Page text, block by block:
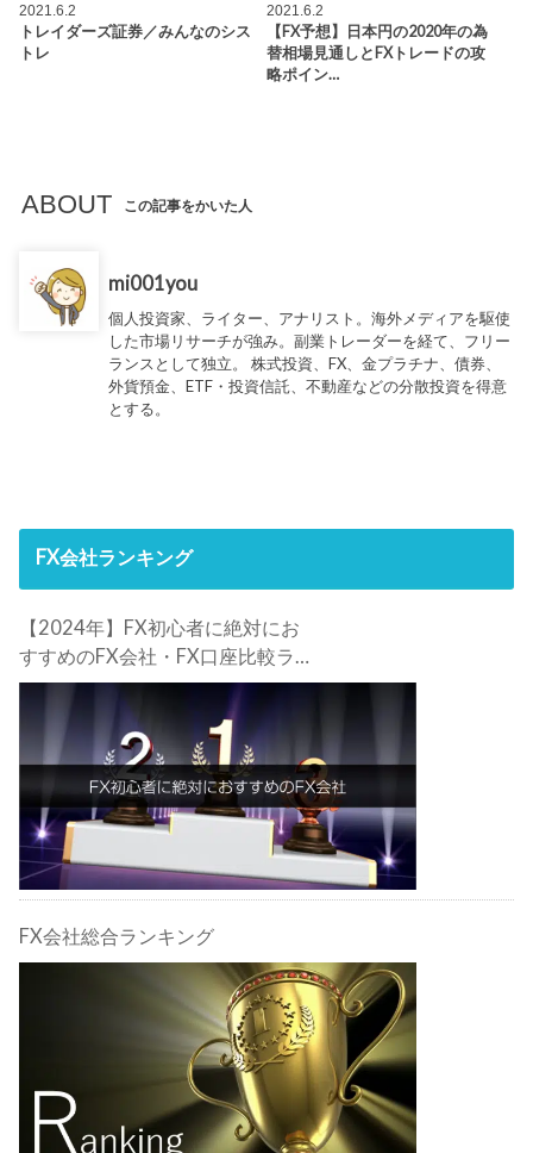
2021.6.2
トレイダーズ証券／みんなのシス
トレ
2021.6.2
【FX予想】日本円の2020年の為
替相場見通しとFXトレードの攻
略ポイン…
ABOUT この記事をかいた人
mi001you
個人投資家、ライター、アナリスト。海外メディアを駆使
した市場リサーチが強み。副業トレーダーを経て、フリー
ランスとして独立。 株式投資、FX、金プラチナ、債券、
外貨預金、ETF・投資信託、不動産などの分散投資を得意
とする。
FX会社ランキング
【2024年】FX初心者に絶対にお
すすめのFX会社・FX口座比較ラン
キング。FX初心者におすすめの理
由・注意点も合わせて解説しま
す！
FX会社総合ランキング